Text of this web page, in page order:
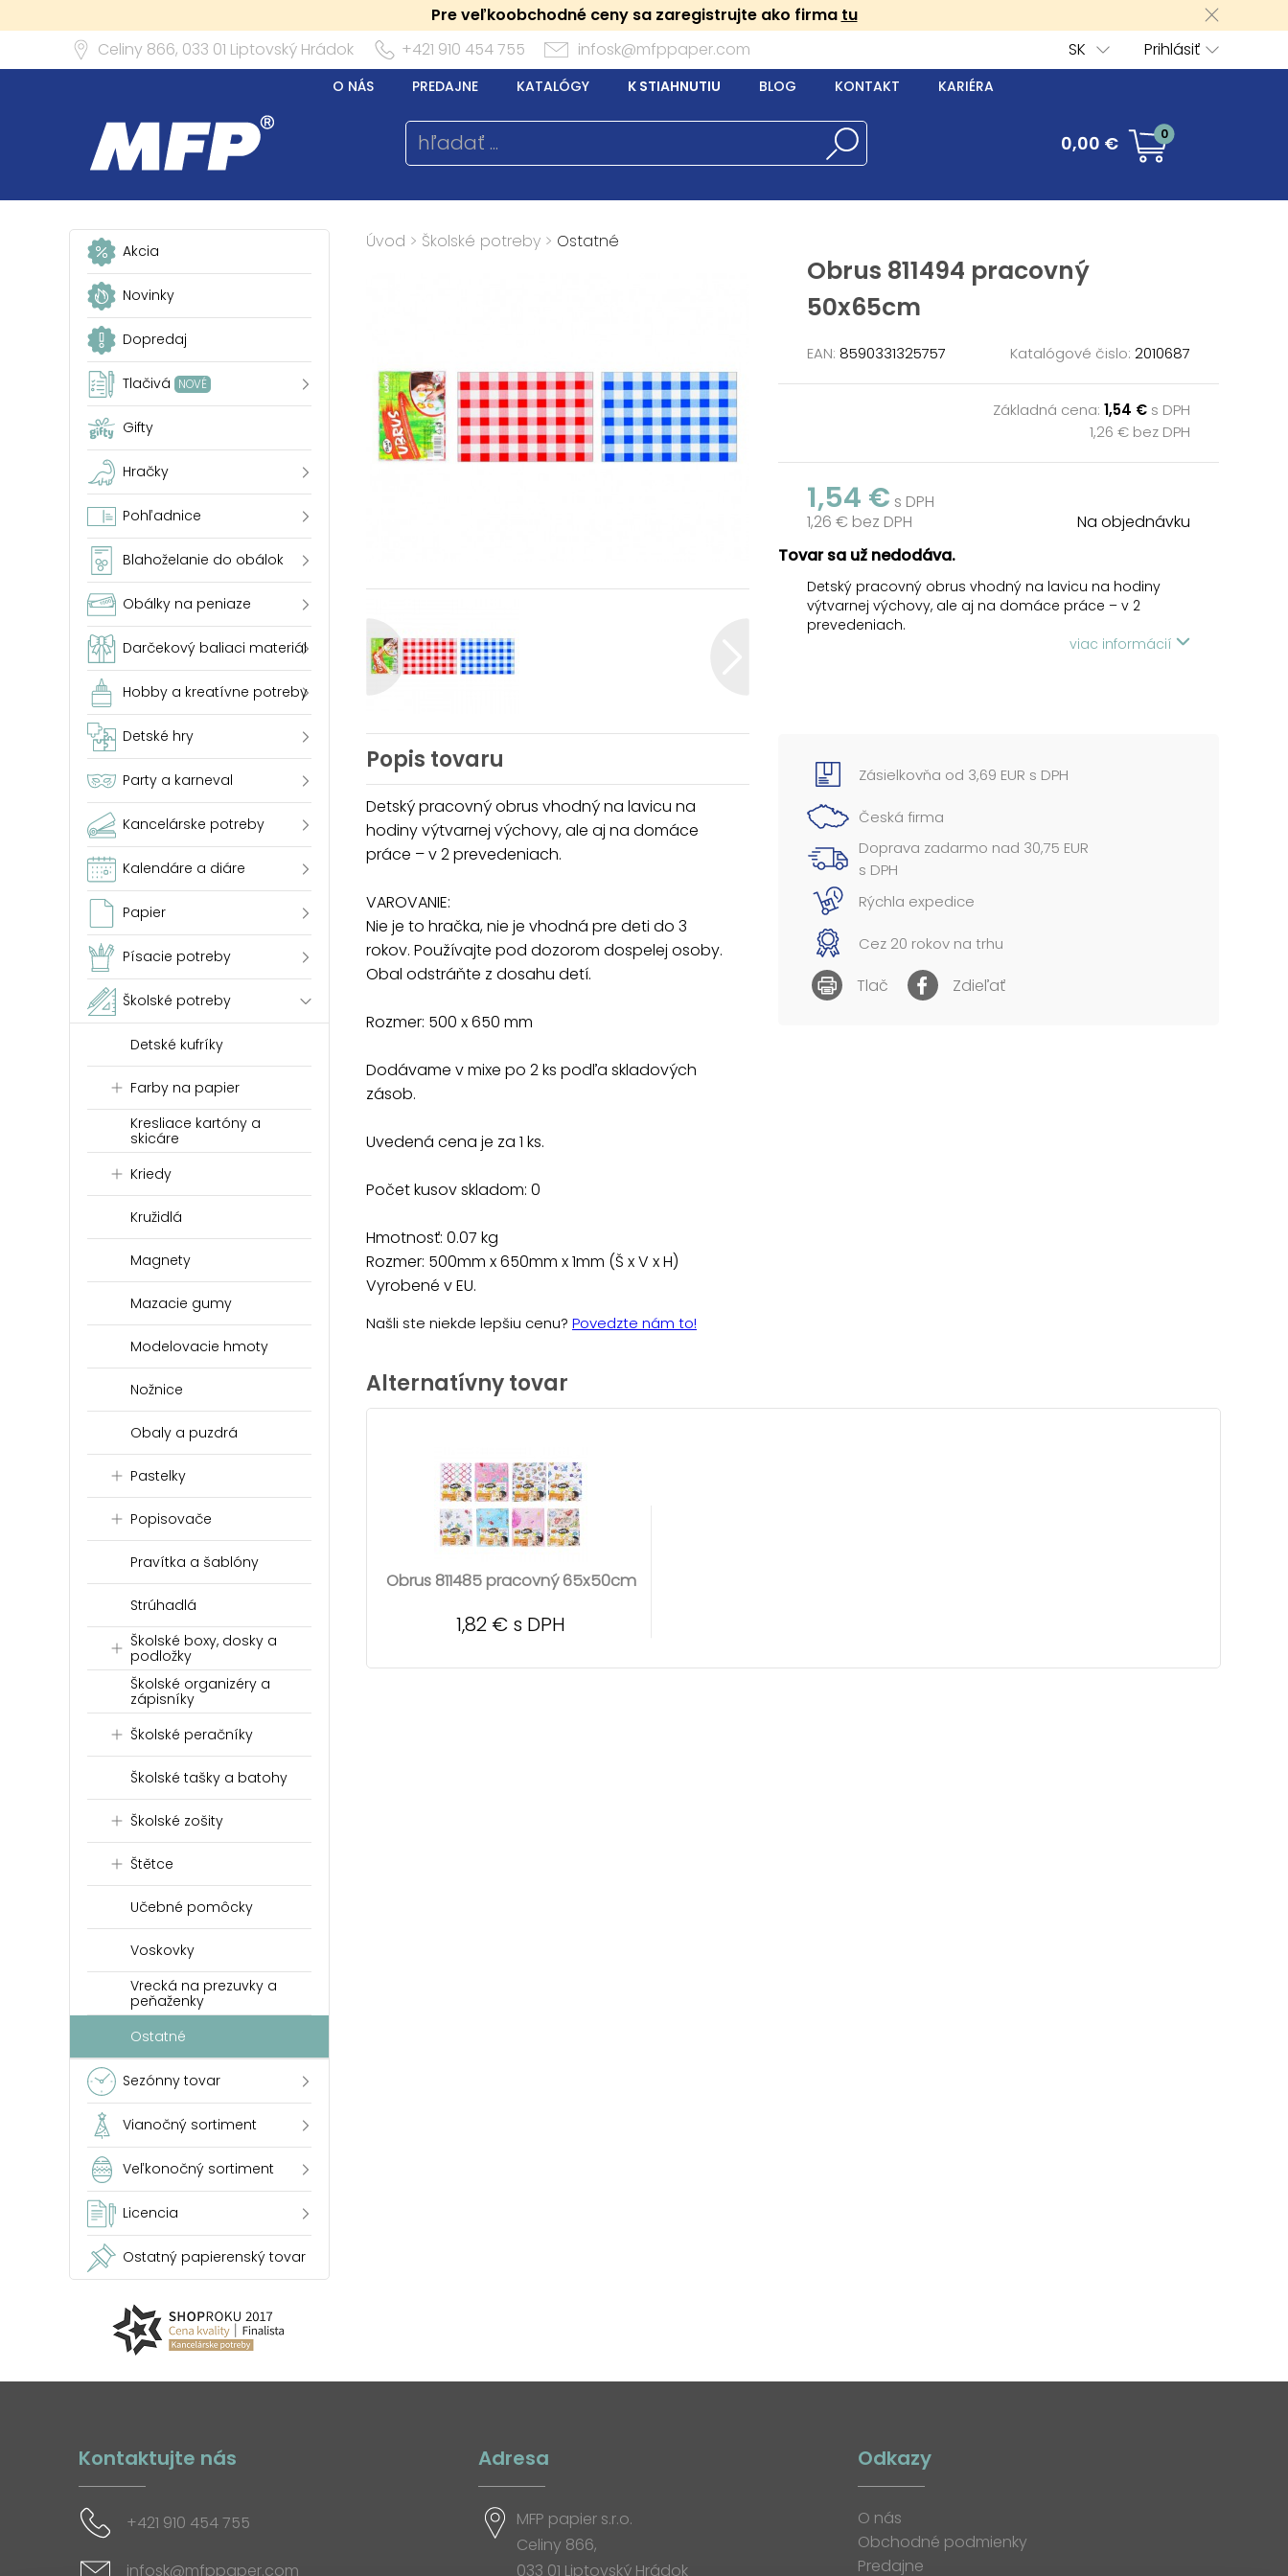
Pre veľkoobchodné ceny sa zaregistrujte ako firma tu
Celiny 866, 033 01 Liptovský Hrádok +421 910 454 755 infosk@mfppaper.com Prihlásiť
SK
O NÁS PREDAJNE KATALÓGY K STIAHNUTIU BLOG KONTAKT KARIÉRA
0,00 € 0
Akcia
Novinky
Dopredaj
Tlačivá NOVÉ
Gifty
Hračky
Pohľadnice
Blahoželanie do obálok
Obálky na peniaze
Darčekový baliaci materiál
Hobby a kreatívne potreby
Detské hry
Party a karneval
Kancelárske potreby
Kalendáre a diáre
Papier
Písacie potreby
Školské potreby
Detské kufríky
Farby na papier
Kresliace kartóny a
skicáre
Kriedy
Kružidlá
Magnety
Mazacie gumy
Modelovacie hmoty
Nožnice
Obaly a puzdrá
Pastelky
Popisovače
Pravítka a šablóny
Strúhadlá
Školské boxy, dosky a
podložky
Školské organizéry a
zápisníky
Školské peračníky
Školské tašky a batohy
Školské zošity
Štětce
Učebné pomôcky
Voskovky
Vrecká na prezuvky a
peňaženky
Ostatné
Sezónny tovar
Vianočný sortiment
Veľkonočný sortiment
Licencia
Ostatný papierenský tovar
Úvod > Školské potreby > Ostatné
Obrus 811494 pracovný
50x65cm
EAN: 8590331325757 Katalógové čislo: 2010687
Základná cena: 1,54 € s DPH
1,26 € bez DPH
1,54 € s DPH
1,26 € bez DPH
Na objednávku
Tovar sa už nedodáva.
Detský pracovný obrus vhodný na lavicu na hodiny
výtvarnej výchovy, ale aj na domáce práce – v 2
prevedeniach.
Rozmer: 500 x 650 mm
Uvedená cena je za 1 ks....
viac informácií
Popis tovaru
Detský pracovný obrus vhodný na lavicu na
hodiny výtvarnej výchovy, ale aj na domáce
práce – v 2 prevedeniach.
VAROVANIE:
Nie je to hračka, nie je vhodná pre deti do 3
rokov. Používajte pod dozorom dospelej osoby.
Obal odstráňte z dosahu detí.
Rozmer: 500 x 650 mm
Dodávame v mixe po 2 ks podľa skladových
zásob.
Uvedená cena je za 1 ks.
Počet kusov skladom: 0
Hmotnosť: 0.07 kg
Rozmer: 500mm x 650mm x 1mm (Š x V x H)
Vyrobené v EU.
Našli ste niekde lepšiu cenu? Povedzte nám to!
Zásielkovňa od 3,69 EUR s DPH
Česká firma
Doprava zadarmo nad 30,75 EUR
s DPH
Rýchla expedice
Cez 20 rokov na trhu
Tlač Zdieľať
Alternatívny tovar
Obrus 811485 pracovný 65x50cm
1,82 € s DPH
Kontaktujte nás
+421 910 454 755
infosk@mfppaper.com
Adresa
MFP papier s.r.o.
Celiny 866,
033 01 Liptovský Hrádok
Odkazy
O nás
Obchodné podmienky
Predajne